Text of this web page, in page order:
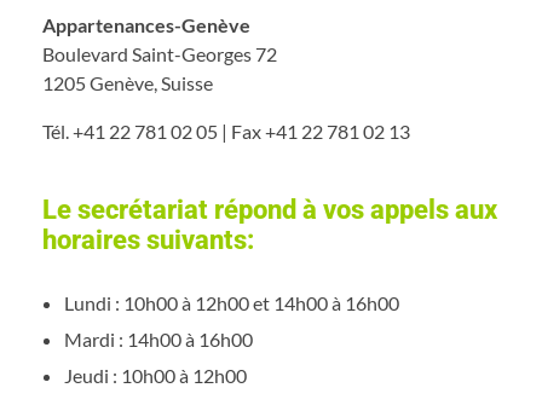
Appartenances-Genève
Boulevard Saint-Georges 72
1205 Genève, Suisse
Tél. +41 22 781 02 05 | Fax +41 22 781 02 13
Le secrétariat répond à vos appels aux
horaires suivants:
Lundi : 10h00 à 12h00 et 14h00 à 16h00
Mardi : 14h00 à 16h00
Jeudi : 10h00 à 12h00